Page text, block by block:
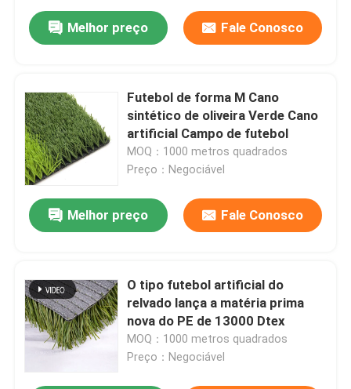
Submeter
Melhor preço Fale Conosco
Futebol de forma M Cano
sintético de oliveira Verde Cano
artificial Campo de futebol
MOQ：1000 metros quadrados
Preço：Negociável
Melhor preço Fale Conosco
O tipo futebol artificial do
relvado lança a matéria prima
nova do PE de 13000 Dtex
MOQ：1000 metros quadrados
Preço：Negociável